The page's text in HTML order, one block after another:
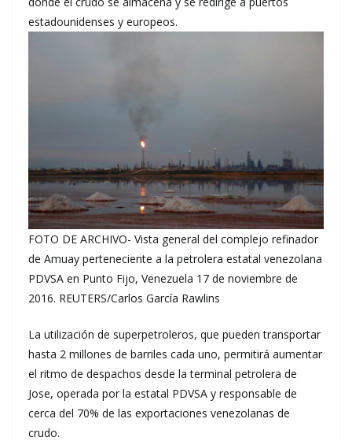
estadounidenses y europeos.
FOTO DE ARCHIVO- Vista general del complejo refinador
de Amuay perteneciente a la petrolera estatal venezolana
PDVSA en Punto Fijo, Venezuela 17 de noviembre de
2016. REUTERS/Carlos García Rawlins
La utilización de superpetroleros, que pueden transportar
hasta 2 millones de barriles cada uno, permitirá aumentar
el ritmo de despachos desde la terminal petrolera de
Jose, operada por la estatal PDVSA y responsable de
cerca del 70% de las exportaciones venezolanas de
crudo.